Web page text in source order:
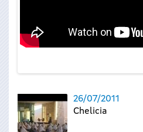
26/07/2011
Chelicia